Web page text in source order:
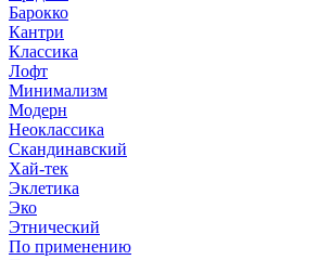
Барокко
Кантри
Классика
Лофт
Минимализм
Модерн
Неоклассика
Скандинавский
Хай-тек
Эклетика
Эко
Этнический
По применению